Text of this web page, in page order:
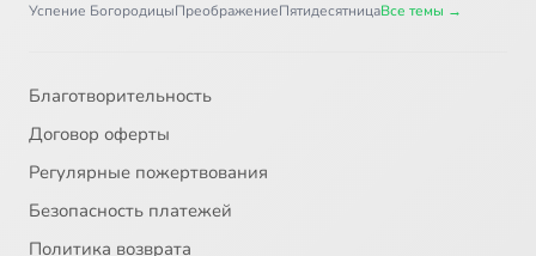
Успение БогородицыПреображениеПятидесятницаВсе темы →
Благотворительность
Договор оферты
Регулярные пожертвования
Безопасность платежей
Политика возврата